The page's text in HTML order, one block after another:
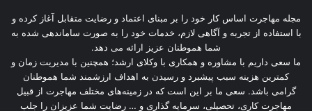
مجله مهاجرت اساس کار خود را بر مبنای اعتماد و رضایت متقابل آغاز کرده و
با استفاده از تجربه و آگاهی لازم، خدمات خود را به صورت ساماندهی شده به
شما هموطنان عزیز ارائه می دهد.
ما سعی داریم با مشاوره و همکاری با وکلای ارشد؛ همچنین با مدیریت زمان و
کمترین هزینه سبب پیشبرد و رسیدن به اهداف ارزشمند شما هموطنان
گرامی باشد. سعی ما بر این است که در زمینه‌های مختلف مهاجرت از قبیل
مهاجرت کاری، تحصیلی، سرمایه گذاری و … رضایت شما عزیزان را جلب